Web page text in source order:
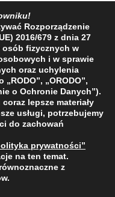
Rozporządzenie
2016/679 z dnia 27
osób fizycznych w
i w sprawie
oraz uchylenia
„ORODO”,
o Ochronie Danych”).
lepsze materiały
usługi, potrzebujemy
do zachowań
prywatności”
na ten temat.
z